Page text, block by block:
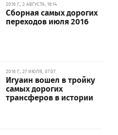
2016 Г., 2 АВГУСТА, 16:14
Сборная самых дорогих
переходов июля 2016
2016 Г., 27 ИЮЛЯ, 07:07
Игуаин вошел в тройку
самых дорогих
трансферов в истории